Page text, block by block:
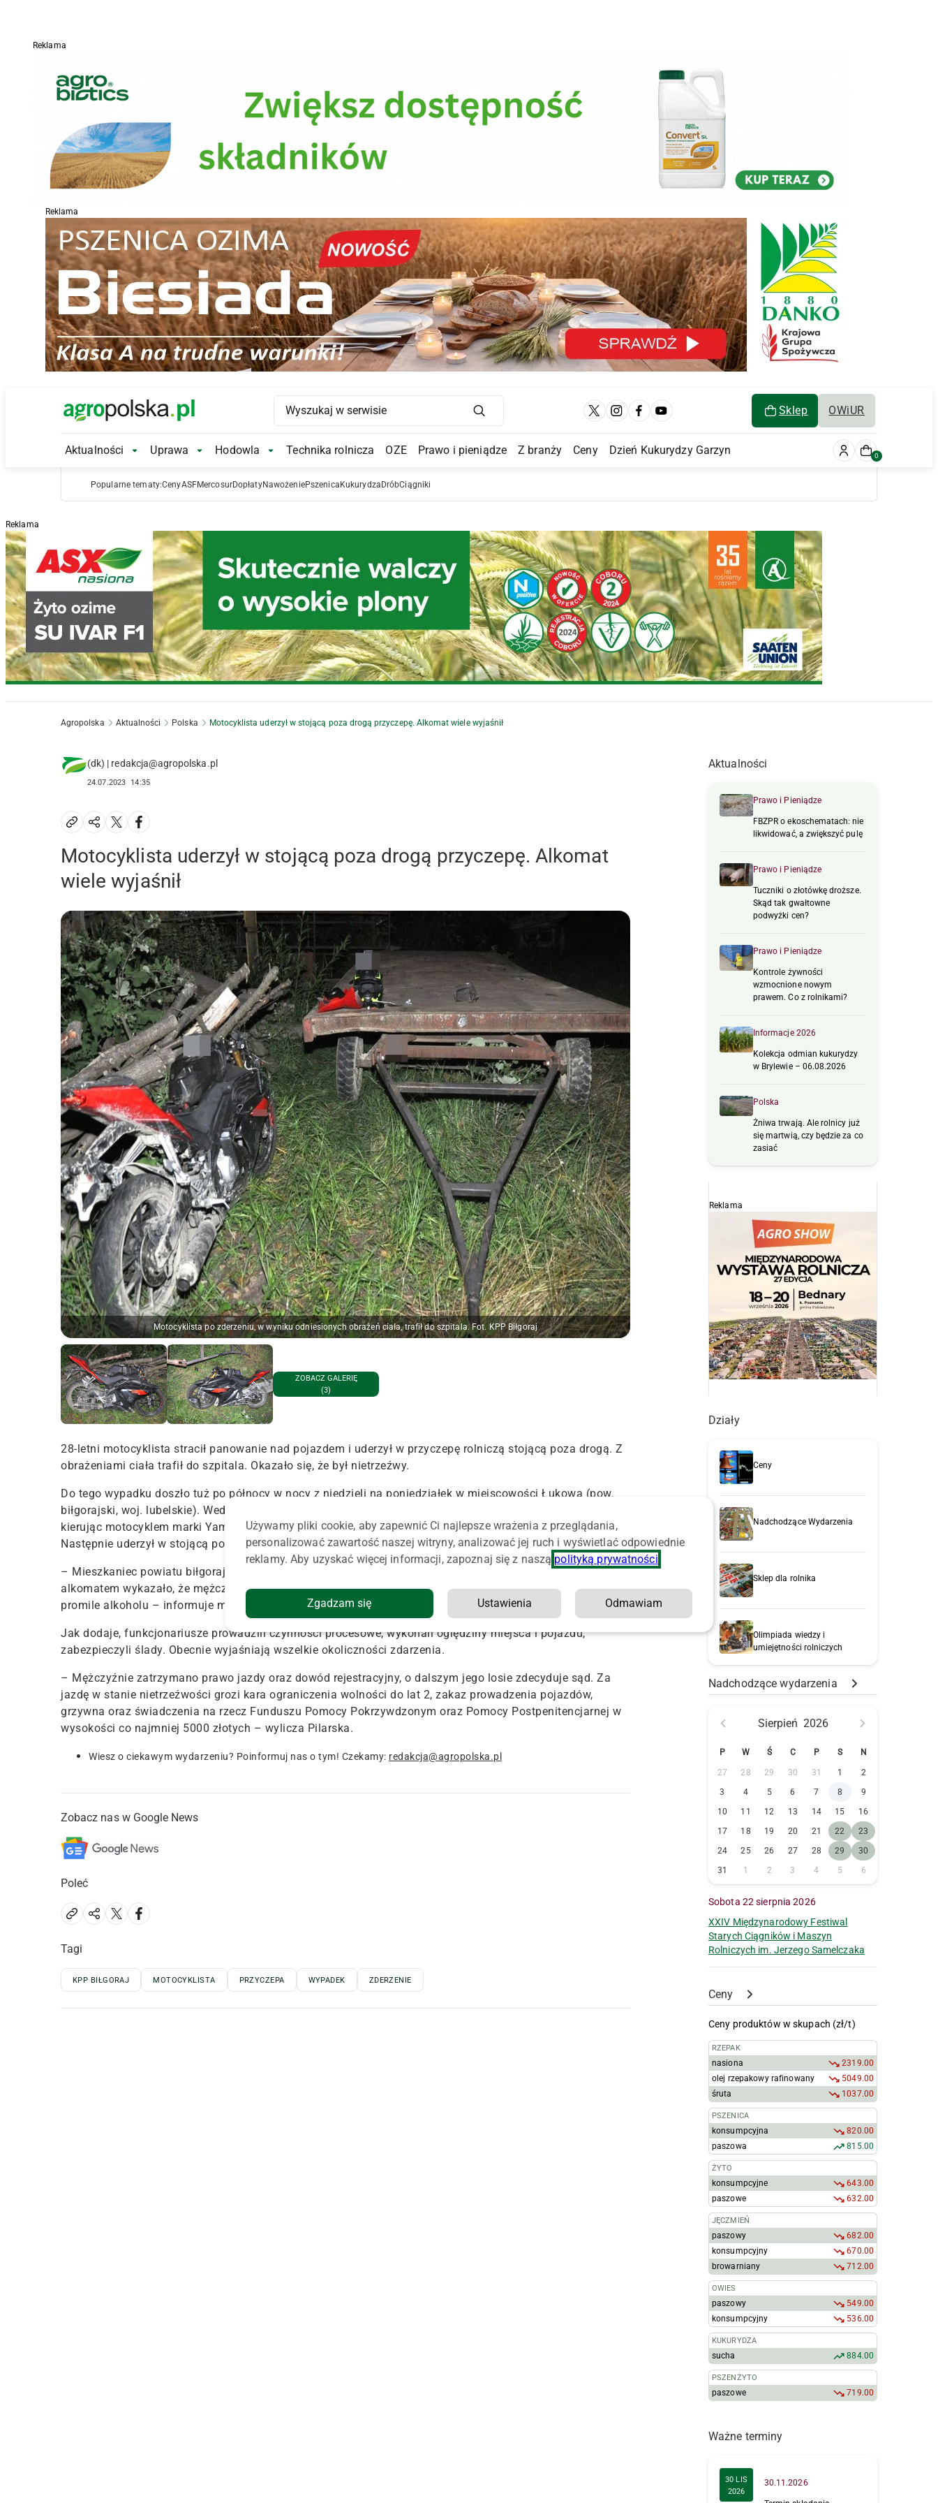
Reklama
Reklama
Main Logo Sklep OWiUR
Main Navigation
Aktualności Aktualności Submenu
Uprawa Uprawa Submenu
Hodowla Hodowla Submenu
Technika rolnicza OZE Prawo i pieniądze Z branży Ceny Dzień Kukurydzy Garzyn 0
Popularne tematy:CenyASFMercosurDopłatyNawożeniePszenica Kukurydza DróbCiągniki
Reklama
Agropolska Aktualności Polska Motocyklista uderzył w stojącą poza drogą przyczepę. Alkomat wiele wyjaśnił
(dk) | redakcja@agropolska.pl
24.07.2023 14:35
Motocyklista uderzył w stojącą poza drogą przyczepę. Alkomat
wiele wyjaśnił
Motocyklista po zderzeniu, w wyniku odniesionych obrażeń ciała, trafił do szpitala. Fot. KPP Biłgoraj
ZOBACZ GALERIĘ
(3)
28-letni motocyklista stracił panowanie nad pojazdem i uderzył w przyczepę rolniczą stojącą poza drogą. Z
obrażeniami ciała trafił do szpitala. Okazało się, że był nietrzeźwy.
Do tego wypadku doszło tuż po północy w nocy z niedzieli na poniedziałek w miejscowości Łukowa (pow.
biłgorajski, woj. lubelskie). Według wstępnych ustaleń pracujących na miejscu stróżów prawa, 28-latek,
kierując motocyklem marki Yamaha, na łuku jezdni stracił panowanie nad pojazdem i zjechał na pobocze.
Następnie uderzył w stojącą poza drogą publiczną przyczepę.
– Mieszkaniec powiatu biłgorajskiego z obrażeniami ciała został przewieziony do szpitala. Badanie
alkomatem wykazało, że mężczyzna wsiadł na motocykl w stanie nietrzeźwości. W organizmie miał blisko 2
promile alkoholu – informuje mł. asp. Joanna Pilarska z Komendy Powiatowej Policji w Biłgoraju.
Jak dodaje, funkcjonariusze prowadzili czynności procesowe, wykonali oględziny miejsca i pojazdu,
zabezpieczyli ślady. Obecnie wyjaśniają wszelkie okoliczności zdarzenia.
– Mężczyźnie zatrzymano prawo jazdy oraz dowód rejestracyjny, o dalszym jego losie zdecyduje sąd. Za
jazdę w stanie nietrzeźwości grozi kara ograniczenia wolności do lat 2, zakaz prowadzenia pojazdów,
grzywna oraz świadczenia na rzecz Funduszu Pomocy Pokrzywdzonym oraz Pomocy Postpenitencjarnej w
wysokości co najmniej 5000 złotych – wylicza Pilarska.
Wiesz o ciekawym wydarzeniu? Poinformuj nas o tym! Czekamy: redakcja@agropolska.pl
Zobacz nas w Google News
Poleć
Tagi
KPP BIŁGORAJ MOTOCYKLISTA PRZYCZEPA WYPADEK ZDERZENIE
Aktualności
Prawo i Pieniądze
FBZPR o ekoschematach: nie
likwidować, a zwiększyć pulę
Prawo i Pieniądze
Tuczniki o złotówkę droższe.
Skąd tak gwałtowne
podwyżki cen?
Prawo i Pieniądze
Kontrole żywności
wzmocnione nowym
prawem. Co z rolnikami?
Informacje 2026
Kolekcja odmian kukurydzy
w Brylewie – 06.08.2026
Polska
Żniwa trwają. Ale rolnicy już
się martwią, czy będzie za co
zasiać
Reklama
Działy
Ceny
Nadchodzące Wydarzenia
Sklep dla rolnika
Olimpiada wiedzy i
umiejętności rolniczych
Nadchodzące wydarzenia
Sierpień 2026
P W Ś C P S N
27 28 29 30 31 1
2
3
4 5 6 7 8
9
10
11 12 13 14 15
16
17
18 19 20 21 22
23
24
25 26 27 28 29
30
31
1 2 3 4 5 6
Sobota 22 sierpnia 2026
XXIV Międzynarodowy Festiwal
Starych Ciągników i Maszyn
Rolniczych im. Jerzego Samelczaka
Ceny
Ceny produktów w skupach (zł/t)
RZEPAK
nasiona
2319.00
olej rzepakowy rafinowany
5049.00
śruta
1037.00
PSZENICA
konsumpcyjna
820.00
paszowa
815.00
ŻYTO
konsumpcyjne
643.00
paszowe
632.00
JĘCZMIEŃ
paszowy
682.00
konsumpcyjny
670.00
browarniany
712.00
OWIES
paszowy
549.00
konsumpcyjny
536.00
KUKURYDZA
sucha 884.00
PSZENŻYTO
paszowe 719.00
Ważne terminy
30 LIS
2026
30.11.2026
Używamy pliki cookie, aby zapewnić Ci najlepsze wrażenia z przeglądania,
personalizować zawartość naszej witryny, analizować jej ruch i wyświetlać odpowiednie
reklamy. Aby uzyskać więcej informacji, zapoznaj się z naszą polityką prywatności
Zgadzam się Ustawienia Odmawiam